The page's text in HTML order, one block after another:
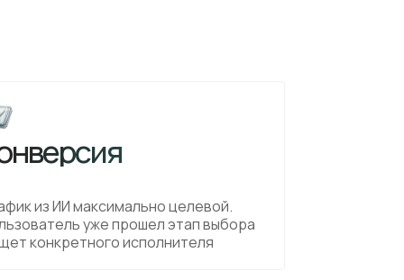
из ИИ максимально целевой.
уже прошел этап выбора
конкретного исполнителя